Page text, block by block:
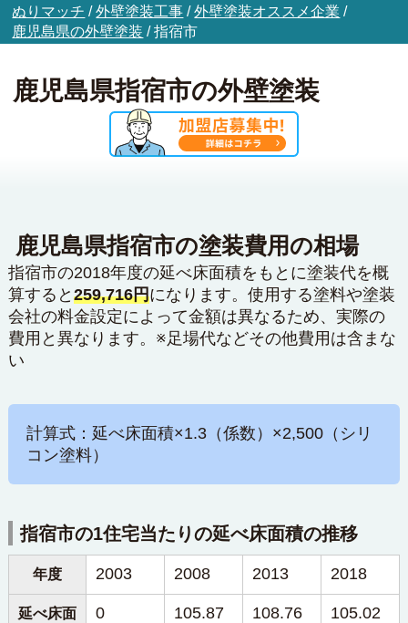
ぬりマッチ /外壁塗装工事 /外壁塗装オススメ企業 /
鹿児島県の外壁塗装 /指宿市
鹿児島県指宿市の外壁塗装
鹿児島県指宿市の塗装費用の相場
指宿市の2018年度の延べ床面積をもとに塗装代を概
算すると 259,716円になります。使用する塗料や塗装
会社の料金設定によって金額は異なるため、実際の
費用と異なります。※足場代などその他費用は含まな
い
計算式：延べ床面積×1.3（係数）×2,500（シリ
コン塗料）
指宿市の1住宅当たりの延べ床面積の推移
年度 2003 2008 2013 2018
延べ床面
0 105.87 108.76 105.02